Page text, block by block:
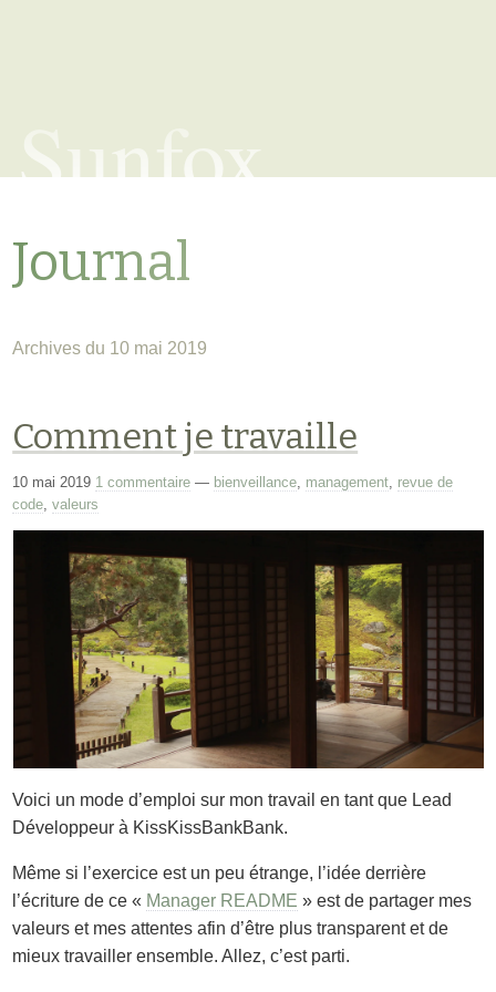
Sunfox
Journal
Archives du 10 mai 2019
Comment je travaille
10 mai 2019 1 commentaire — bienveillance management revue de
code ,valeurs
Voici un mode d’emploi sur mon travail en tant que Lead
Développeur à KissKissBankBank.
Même si l’exercice est un peu étrange, l’idée derrière
l’écriture de ce « Manager README » est de partager mes
valeurs et mes attentes afin d’être plus transparent et de
mieux travailler ensemble. Allez, c’est parti.